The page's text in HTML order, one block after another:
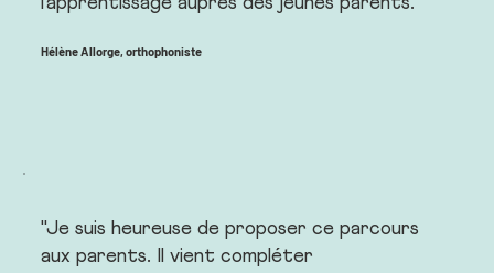
Hélène Allorge, orthophoniste
"Je suis heureuse de proposer ce parcours
aux parents. Il vient compléter